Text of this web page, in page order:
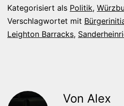
Kategorisiert als Politik,
Verschlagwortet mit
Leighton Barracks,
Von Alex